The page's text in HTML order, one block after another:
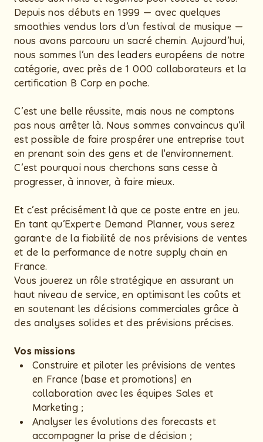
Depuis nos débuts en 1999 — avec quelques
smoothies vendus lors d’un festival de musique —
nous avons parcouru un sacré chemin. Aujourd’hui,
nous sommes l’un des leaders européens de notre
catégorie, avec près de 1 000 collaborateurs et la
certification B Corp en poche.
C’est une belle réussite, mais nous ne comptons
pas nous arrêter là. Nous sommes convaincus qu’il
est possible de faire prospérer une entreprise tout
en prenant soin des gens et de l'environnement.
C’est pourquoi nous cherchons sans cesse à
progresser, à innover, à faire mieux.
Et c’est précisément là que ce poste entre en jeu.
En tant qu’Expert·e Demand Planner, vous serez
garant·e de la fiabilité de nos prévisions de ventes
et de la performance de notre supply chain en
France.
Vous jouerez un rôle stratégique en assurant un
haut niveau de service, en optimisant les coûts et
en soutenant les décisions commerciales grâce à
des analyses solides et des prévisions précises.
Vos missions
Construire et piloter les prévisions de ventes
en France (base et promotions) en
collaboration avec les équipes Sales et
Marketing ;
Analyser les évolutions des forecasts et
accompagner la prise de décision ;